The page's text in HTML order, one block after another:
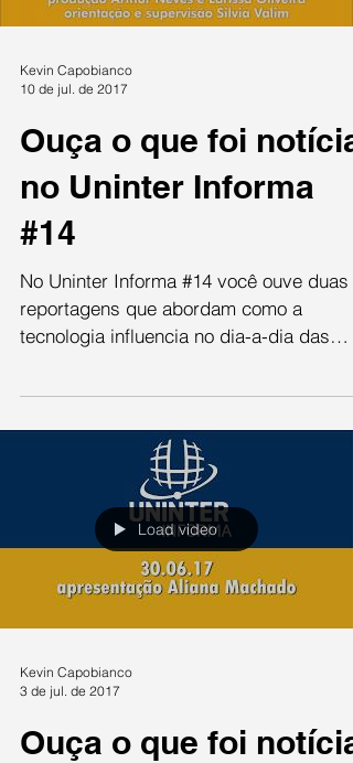
Kevin Capobianco
10 de jul. de 2017
Ouça o que foi notícia
no Uninter Informa
#14
No Uninter Informa #14 você ouve duas
reportagens que abordam como a
tecnologia influencia no dia-a-dia das
Load video
Kevin Capobianco
3 de jul. de 2017
Ouça o que foi notícia